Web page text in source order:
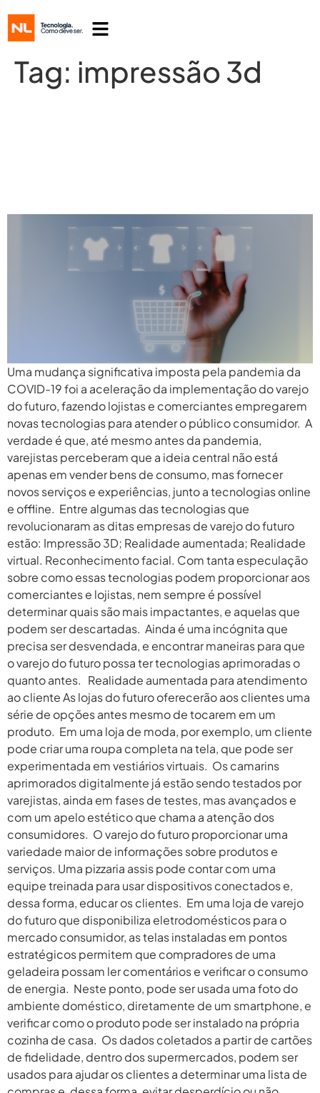
Tag: impressão 3d
Uma mudança significativa imposta pela pandemia da
COVID-19 foi a aceleração da implementação do varejo
do futuro, fazendo lojistas e comerciantes empregarem
novas tecnologias para atender o público consumidor. A
verdade é que, até mesmo antes da pandemia,
varejistas perceberam que a ideia central não está
apenas em vender bens de consumo, mas fornecer
novos serviços e experiências, junto a tecnologias online
e offline. Entre algumas das tecnologias que
revolucionaram as ditas empresas de varejo do futuro
estão: Impressão 3D; Realidade aumentada; Realidade
virtual. Reconhecimento facial. Com tanta especulação
sobre como essas tecnologias podem proporcionar aos
comerciantes e lojistas, nem sempre é possível
determinar quais são mais impactantes, e aquelas que
podem ser descartadas. Ainda é uma incógnita que
precisa ser desvendada, e encontrar maneiras para que
o varejo do futuro possa ter tecnologias aprimoradas o
quanto antes. Realidade aumentada para atendimento
ao cliente As lojas do futuro oferecerão aos clientes uma
série de opções antes mesmo de tocarem em um
produto. Em uma loja de moda, por exemplo, um cliente
pode criar uma roupa completa na tela, que pode ser
experimentada em vestiários virtuais. Os camarins
aprimorados digitalmente já estão sendo testados por
varejistas, ainda em fases de testes, mas avançados e
com um apelo estético que chama a atenção dos
consumidores. O varejo do futuro proporcionar uma
variedade maior de informações sobre produtos e
serviços. Uma pizzaria assis pode contar com uma
equipe treinada para usar dispositivos conectados e,
dessa forma, educar os clientes. Em uma loja de varejo
do futuro que disponibiliza eletrodomésticos para o
mercado consumidor, as telas instaladas em pontos
estratégicos permitem que compradores de uma
geladeira possam ler comentários e verificar o consumo
de energia. Neste ponto, pode ser usada uma foto do
ambiente doméstico, diretamente de um smartphone, e
verificar como o produto pode ser instalado na própria
cozinha de casa. Os dados coletados a partir de cartões
de fidelidade, dentro dos supermercados, podem ser
usados para ajudar os clientes a determinar uma lista de